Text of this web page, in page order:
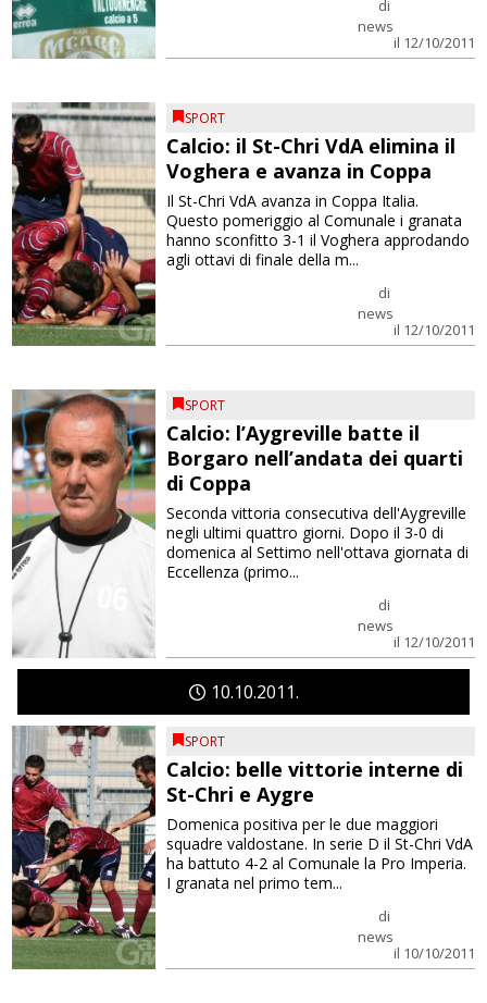
di
news
il 12/10/2011
SPORT
Calcio: il St-Chri VdA elimina il
Voghera e avanza in Coppa
di
news
il 12/10/2011
Il St-Chri VdA avanza in Coppa Italia.
Questo pomeriggio al Comunale i granata
hanno sconfitto 3-1 il Voghera approdando
agli ottavi di finale della m...
SPORT
Calcio: l’Aygreville batte il
Borgaro nell’andata dei quarti
di Coppa
di
news
il 12/10/2011
Seconda vittoria consecutiva dell'Aygreville
negli ultimi quattro giorni. Dopo il 3-0 di
domenica al Settimo nell'ottava giornata di
Eccellenza (primo...
10 10 2011
SPORT
Calcio: belle vittorie interne di
St-Chri e Aygre
di
news
il 10/10/2011
Domenica positiva per le due maggiori
squadre valdostane. In serie D il St-Chri VdA
ha battuto 4-2 al Comunale la Pro Imperia.
I granata nel primo tem...